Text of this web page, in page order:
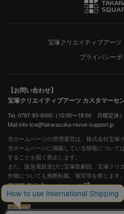
宝塚クリエイティブアーツ
プライバシーポ
【お問い合わせ】
宝塚クリエイティブアーツ カスタマーセ
Tel. 0797-83-6000（10:00〜18:00 月曜定休）
Mail info-tca@takarazuka-revue-support.jp
当ホームページの管理運営は、株式会社宝塚
当ホームページに掲載している情報について
することを固く禁止します。
また、阪急電鉄並びに宝塚歌劇団、宝塚クリ
作物についても無断転載、複写等を禁じます。
宝塚歌劇公式ホームページ
JASRAC許諾番号：S0507081515